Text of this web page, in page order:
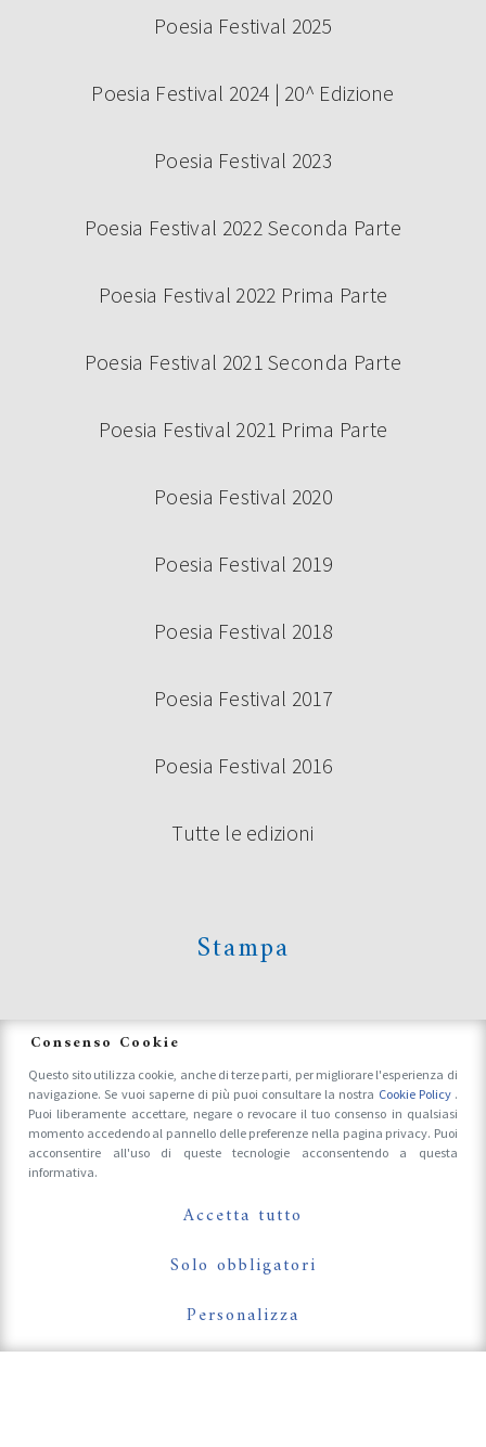
Poesia Festival 2025
Poesia Festival 2024 | 20^ Edizione
Poesia Festival 2023
Poesia Festival 2022 Seconda Parte
Poesia Festival 2022 Prima Parte
Poesia Festival 2021 Seconda Parte
Poesia Festival 2021 Prima Parte
Poesia Festival 2020
Poesia Festival 2019
Poesia Festival 2018
Poesia Festival 2017
Poesia Festival 2016
Tutte le edizioni
Stampa
Accrediti Stampa e Fotografi
Follow Us On
Consenso Cookie
Questo sito utilizza cookie, anche di terze parti, per migliorare l'esperienza di
navigazione. Se vuoi saperne di più puoi consultare la nostra Cookie Policy .
Puoi liberamente accettare, negare o revocare il tuo consenso in qualsiasi
momento accedendo al pannello delle preferenze nella pagina privacy. Puoi
acconsentire all'uso di queste tecnologie acconsentendo a questa
informativa.
Accetta tutto
Solo obbligatori
Personalizza